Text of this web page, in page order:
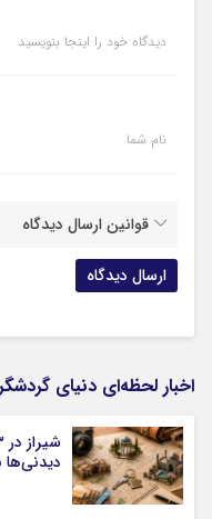
دیدگاه خود را اینجا بنویسید
نام شما
قوانین ارسال دیدگاه
اخبار لحظه‌ای دنیای